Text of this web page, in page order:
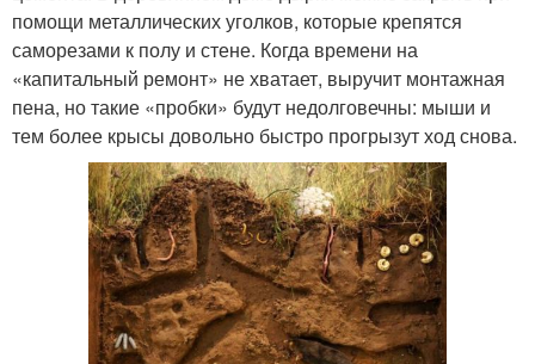
помощи металлических уголков, которые крепятся
саморезами к полу и стене. Когда времени на
«капитальный ремонт» не хватает, выручит монтажная
пена, но такие «пробки» будут недолговечны: мыши и
тем более крысы довольно быстро прогрызут ход снова.